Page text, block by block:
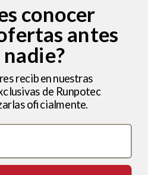
(FAQ)
la mejor experiencia en
Microzanjas
conocer
antes
reciben nuestras
de Runpotec
oficialmente.